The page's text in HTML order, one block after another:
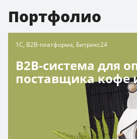
Портфолио
1С, B2B-платформа, Битрикс24
B2B-система для
поставщика кофе